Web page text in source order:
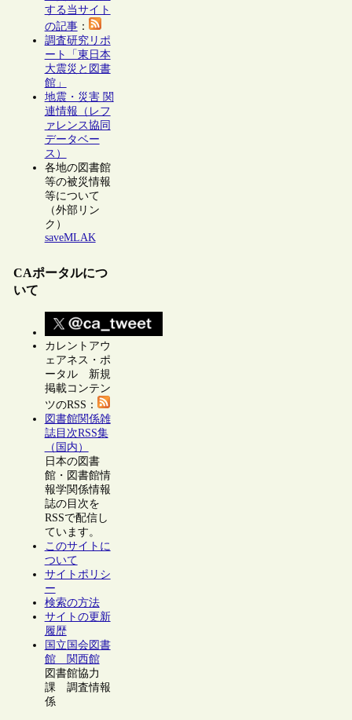
する当サイト
の記事：
調査研究リポ
ート「東日本
大震災と図書
館」
地震・災害 関
連情報（レフ
ァレンス協同
データベー
ス）
各地の図書館
等の被災情報
等について
（外部リン
ク）
saveMLAK
CAポータルにつ
いて
カレントアウ
ェアネス・ポ
ータル 新規
掲載コンテン
ツのRSS：
図書館関係雑
誌目次RSS集
（国内）
日本の図書
館・図書館情
報学関係情報
誌の目次を
RSSで配信し
ています。
このサイトに
ついて
サイトポリシ
ー
検索の方法
サイトの更新
履歴
国立国会図書
館 関西館
図書館協力
課 調査情報
係